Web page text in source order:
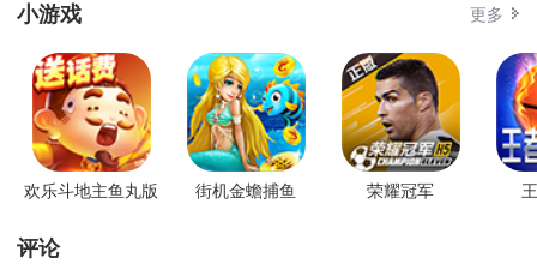
小游戏 更多
欢乐斗地主鱼丸版 街机金蟾捕鱼 荣耀冠军
评论